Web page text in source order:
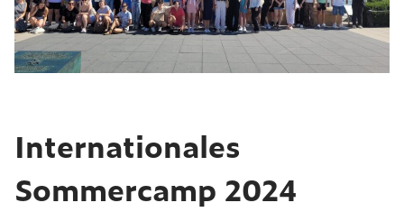
Internationales
Sommercamp 2024